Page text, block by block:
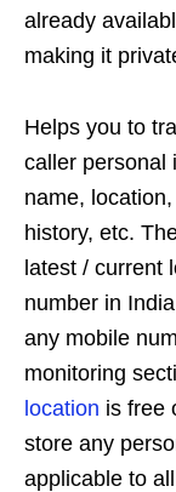
already
making it
Helps you to
caller personal
name,
history, etc.
latest / current
number in
any mobile
monitoring
location is free
store any
applicable to